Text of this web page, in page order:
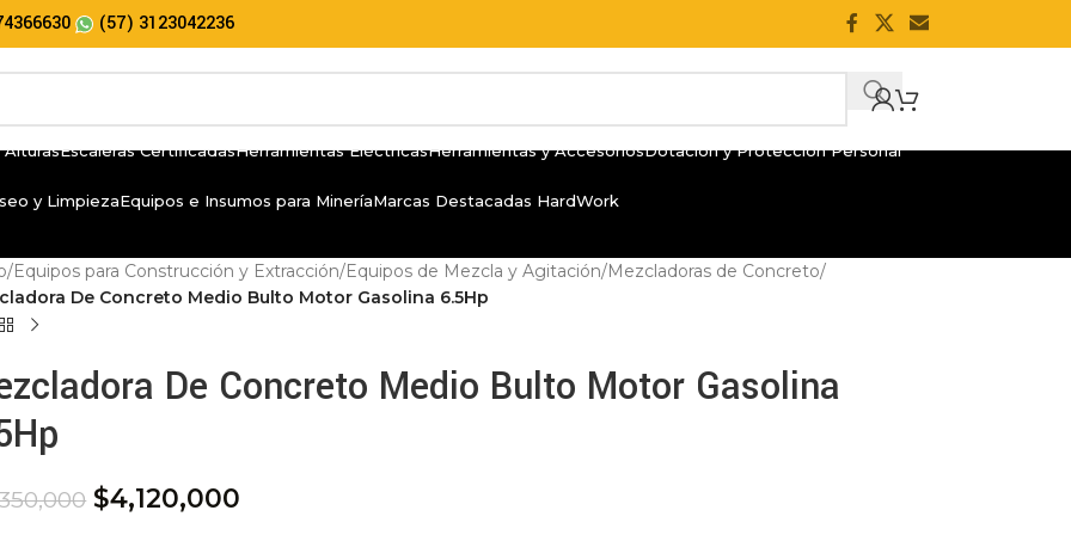
(57) 3123042236
Escaleras CertificadasHerramientas EléctricasHerramientas y AccesoriosDotación y Protección Personal
y LimpiezaEquipos e Insumos para MineríaMarcas Destacadas HardWork
/Equipos para Construcción y Extracción/Equipos de Mezcla y Agitación/Mezcladoras de Concreto/
De Concreto Medio Bulto Motor Gasolina 6.5Hp
De Concreto Medio Bulto Motor Gasolina
$4,120,000